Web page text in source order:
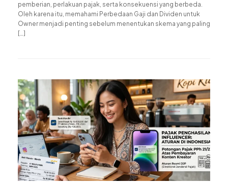
pemberian, perlakuan pajak, serta konsekuensi yang berbeda.
Oleh karena itu, memahami Perbedaan Gaji dan Dividen untuk
Owner menjadi penting sebelum menentukan skema yang paling
[…]